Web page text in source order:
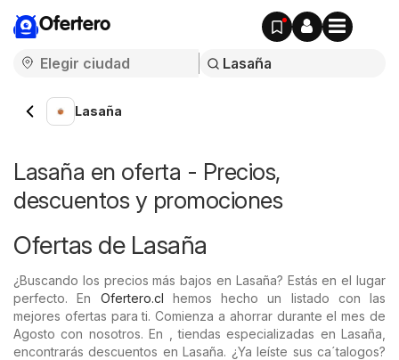
Ofertero
Lasaña
Lasaña en oferta - Precios,
descuentos y promociones
Ofertas de Lasaña
¿Buscando los precios más bajos en Lasaña? Estás en el lugar
perfecto. En Ofertero.cl hemos hecho un listado con las
mejores ofertas para ti. Comienza a ahorrar durante el mes de
Agosto con nosotros. En , tiendas especializadas en Lasaña,
encontrarás descuentos en Lasaña. ¿Ya leíste sus ca´talogos?